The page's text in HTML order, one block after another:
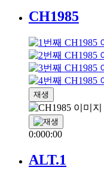
CH1985
재생
0:000:00
ALT.1